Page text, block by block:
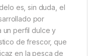
resistencia que
maíz natural,
que lo hace
a ello, se
rigs,